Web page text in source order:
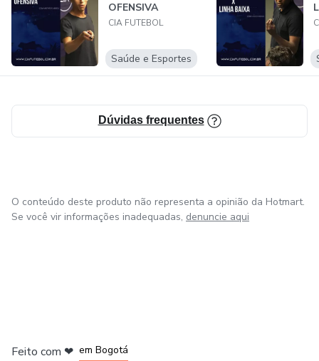
OFENSIVA
CIA FUTEBOL
Saúde e Esportes
Dúvidas frequentes
O conteúdo deste produto não representa a opinião da Hotmart.
Se você vir informações inadequadas, denuncie aqui
Feito com ❤ em Bogotá